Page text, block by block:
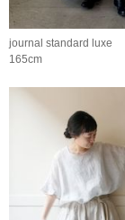
journal standard luxe
165cm